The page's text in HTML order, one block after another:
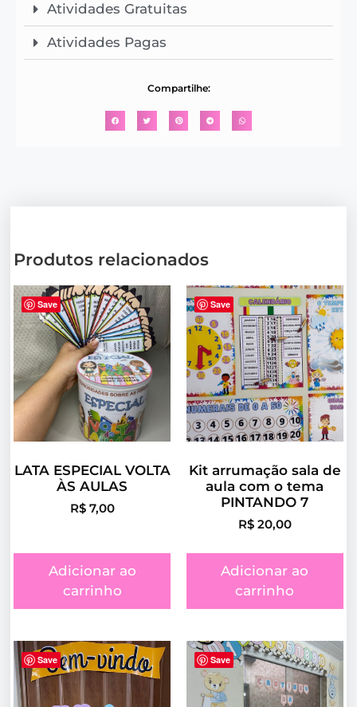
Atividades Gratuitas
Atividades Pagas
Compartilhe:
Produtos relacionados
Save
LATA ESPECIAL VOLTA
ÀS AULAS
R$7,00
Adicionar ao
carrinho
Save
Kit arrumação sala de
aula com o tema
PINTANDO 7
R$20,00
Adicionar ao
carrinho
Save Save